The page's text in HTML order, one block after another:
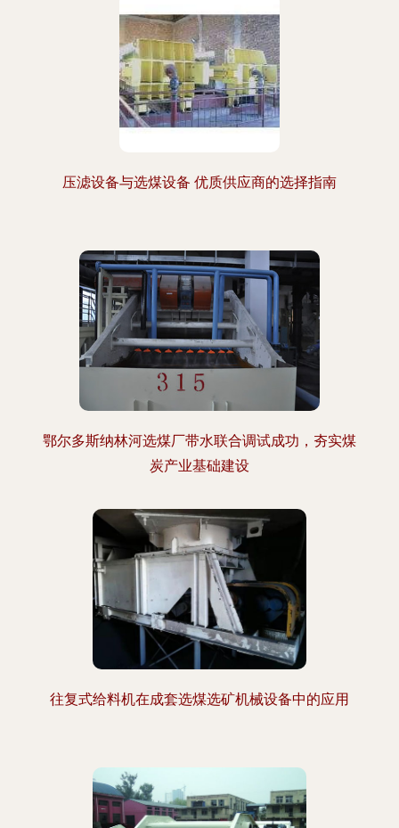
压滤设备与选煤设备 优质供应商的选择指南
鄂尔多斯纳林河选煤厂带水联合调试成功，夯实煤
炭产业基础建设
往复式给料机在成套选煤选矿机械设备中的应用